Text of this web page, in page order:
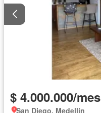
$ 4.000.000/mes
San Diego, Medellín